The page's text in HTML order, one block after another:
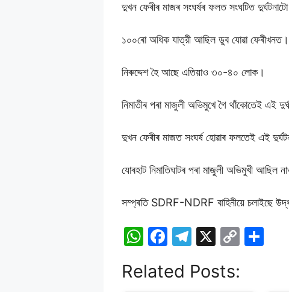
দুখন ফেৰীৰ মাজৰ সংঘৰ্ষৰ ফলত সংঘটিত
১০০ৰো অধিক যাত্রী আছিল ডুব যোৱা ফেৰীখনত।
নিৰুদ্দেশ হৈ আছে এতিয়াও ৩০-৪০ লোক।
নিমাতীৰ পৰা মাজুলী অভিমুখে গৈ থাঁকোতেই এই
দুখন ফেৰীৰ মাজত সংঘৰ্ষ হোৱাৰ ফলতেই এই
যোৰহাট নিমাতিঘাটৰ পৰা মাজুলী অভিমুখী আছিল
সম্প্ৰতি SDRF-NDRF বাহিনীয়ে চলাইছে
W
at
F
c
T
e
X
C
Related Posts: